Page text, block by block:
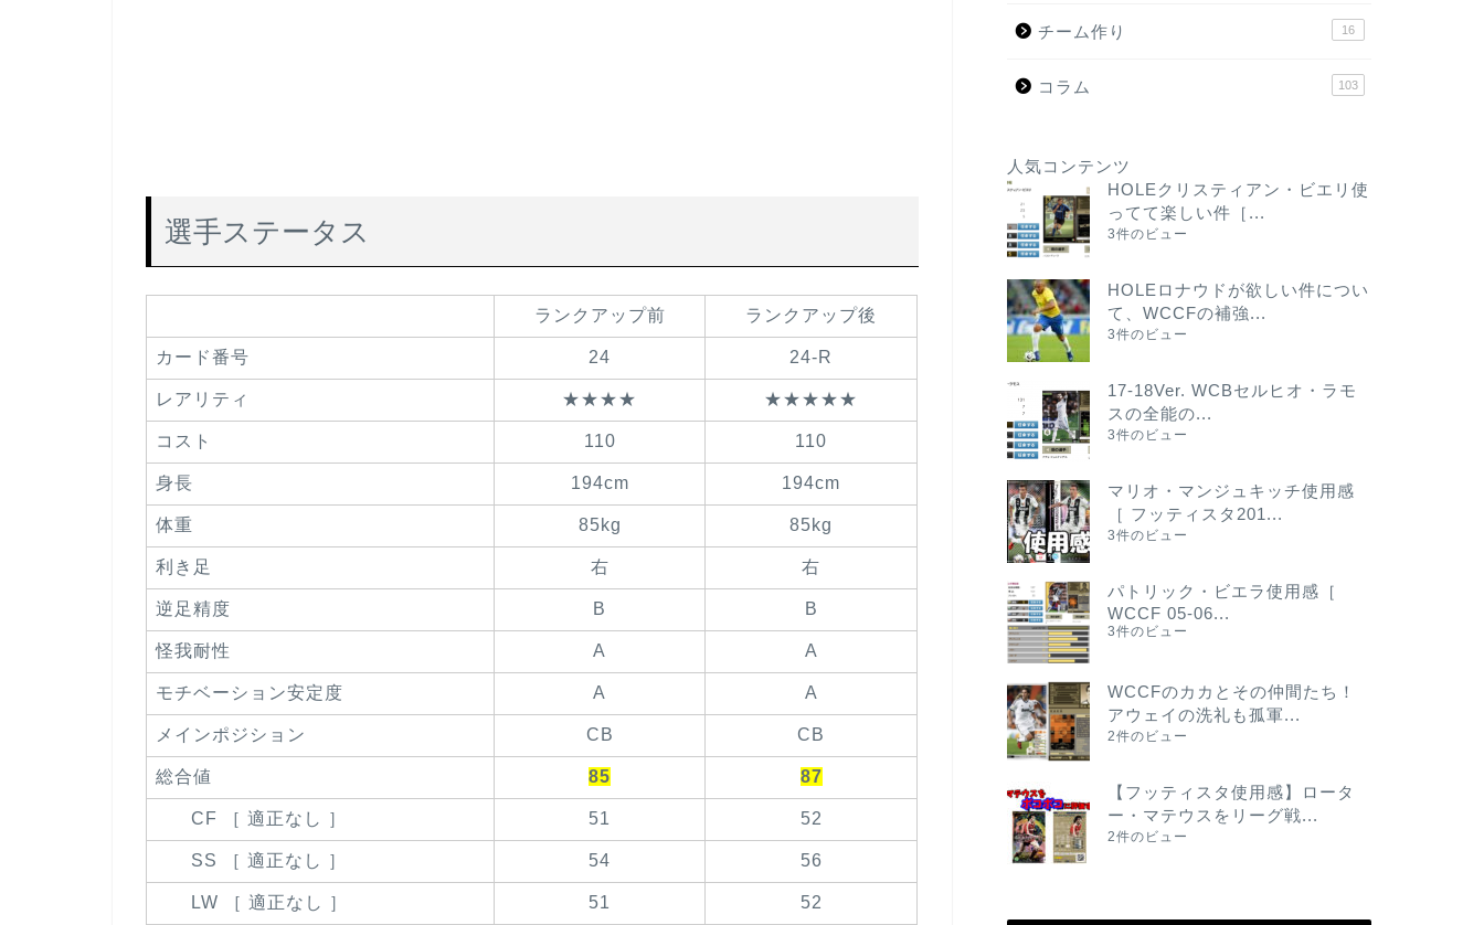
選手ステータス
ランクアップ前 ランクアップ後
カード番号 24 24-R
レアリティ ★★★★ ★★★★★
コスト 110 110
身長 194cm 194cm
体重 85kg 85kg
利き足 右 右
逆足精度 B B
怪我耐性 A A
モチベーション安定度 A A
メインポジション CB CB
総合値 85 87
CF ［ 適正なし ］ 51 52
SS ［ 適正なし ］ 54 56
LW ［ 適正なし ］ 51 52
チーム作り 16
コラム 103
人気コンテンツ
HOLEクリスティアン・ビエリ使
ってて楽しい件［...
3件のビュー
HOLEロナウドが欲しい件につい
て、WCCFの補強...
3件のビュー
17-18Ver. WCBセルヒオ・ラモ
スの全能の...
3件のビュー
マリオ・マンジュキッチ使用感
［ フッティスタ201...
3件のビュー
パトリック・ビエラ使用感［
WCCF 05-06...
3件のビュー
WCCFのカカとその仲間たち！
アウェイの洗礼も孤軍...
2件のビュー
【フッティスタ使用感】ロータ
ー・マテウスをリーグ戦...
2件のビュー